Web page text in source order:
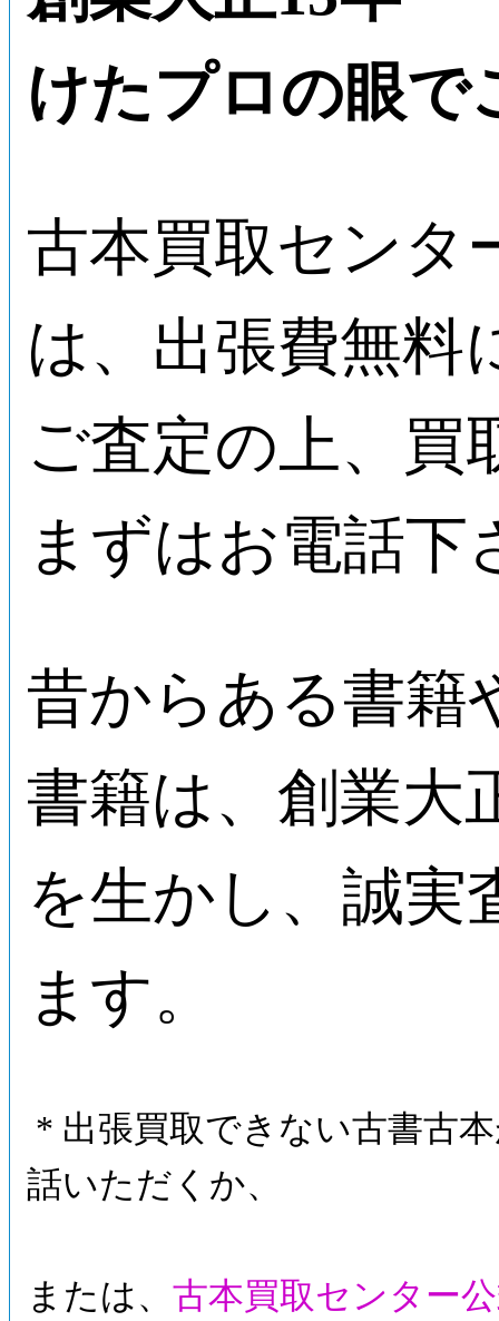
けたプロの眼で
古本買取センタ
は、出張費無料
ご査定の上、買
まずはお電話下
昔からある書籍
書籍は、創業大
を生かし、誠実
ます。
* 出張買取できない古書古
話いただくか、
または、 古本買取センター